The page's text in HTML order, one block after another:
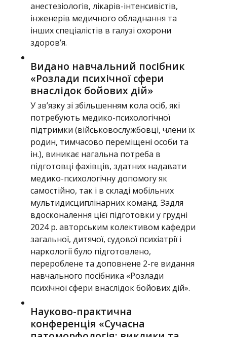
анестезіологів, лікарів-інтенсивістів,
інженерів медичного обладнання та
інших спеціалістів в галузі охорони
здоров’я.
Видано навчальний посібник
«Розлади психічної сфери
внаслідок бойових дій»
У зв’язку зі збільшенням кола осіб, які
потребують медико-психологічної
підтримки (військовослужбовці, члени їх
родин, тимчасово переміщені особи та
ін.), виникає нагальна потреба в
підготовці фахівців, здатних надавати
медико-психологічну допомогу як
самостійно, так і в складі мобільних
мультидисциплінарних команд. Задля
вдосконалення цієї підготовки у грудні
2024 р. авторським колективом кафедри
загальної, дитячої, судової психіатрії і
наркології було підготовлено,
перероблене та доповнене 2-ге видання
навчального посібника «Розлади
психічної сфери внаслідок бойових дій».
Науково-практична
конференція «Сучасна